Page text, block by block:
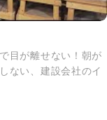
目が離せない！朝が
ない、建設会社のイ